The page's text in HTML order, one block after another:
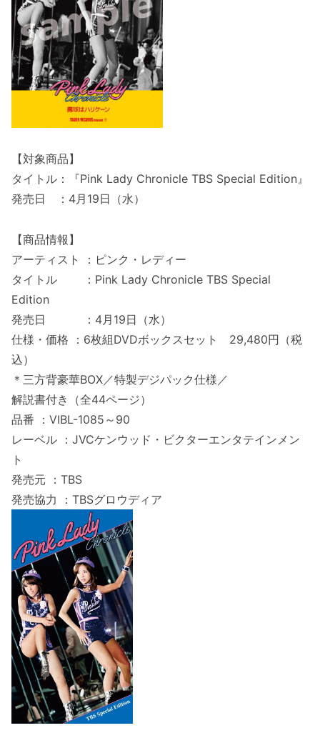
【対象商品】
タイトル：『Pink Lady Chronicle TBS Special Edition』
発売日 ：4月19日（水）
【商品情報】
アーティスト ：ピンク・レディー
タイトル ：Pink Lady Chronicle TBS Special
Edition
発売日 ：4月19日（水）
仕様・価格 ：6枚組DVDボックスセット 29,480円（税
込）
＊三方背豪華BOX／特製デジパック仕様／
解説書付き（全44ページ）
品番 ：VIBL-1085～90
レーベル ：JVCケンウッド・ビクターエンタテインメン
ト
発売元 ：TBS
発売協力 ：TBSグロウディア